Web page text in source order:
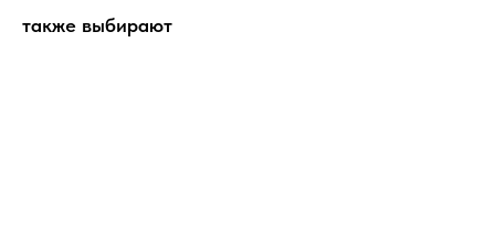
также выбирают